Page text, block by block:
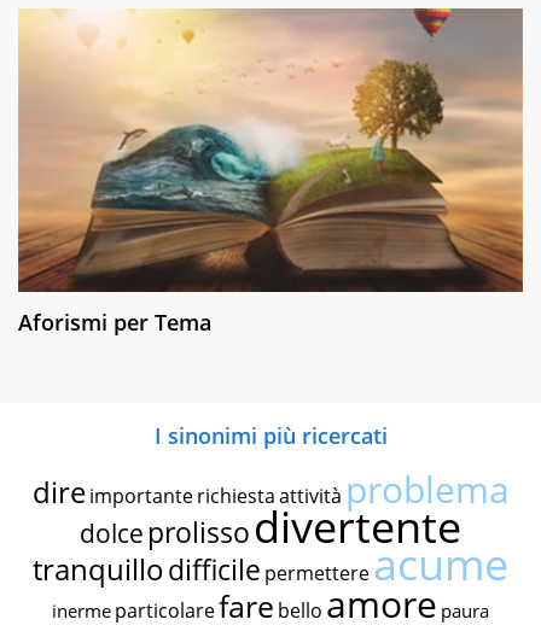
Aforismi per Tema
I sinonimi più ricercati
dire importante richiestaattività problema
dolce prolissodivertente
tranquillodifficile permettereacume
inerme particolarefare bello amore paura